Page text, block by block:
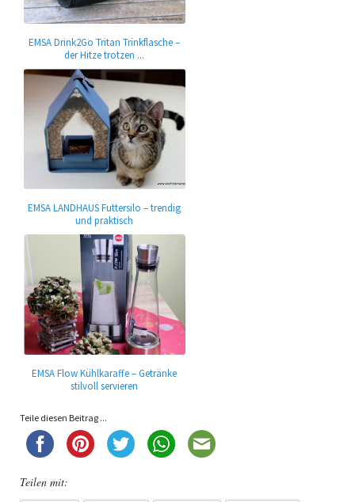
EMSA Drink2Go Tritan Trinkflasche –
der Hitze trotzen ...
EMSA LANDHAUS Futtersilo – trendig
und praktisch
EMSA Flow Kühlkaraffe – Getränke
stilvoll servieren
Teile diesen Beitrag ...
Teilen mit: